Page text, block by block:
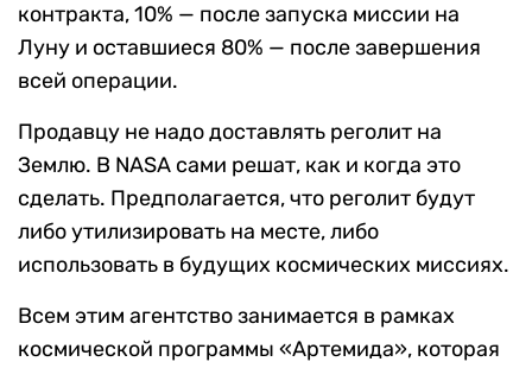
контракта, 10% — после запуска миссии на
Луну и оставшиеся 80% — после завершения
всей операции.
Продавцу не надо доставлять реголит на
Землю. В NASA сами решат, как и когда это
сделать. Предполагается, что реголит будут
либо утилизировать на месте, либо
использовать в будущих космических миссиях.
Всем этим агентство занимается в рамках
космической программы «Артемида», которая